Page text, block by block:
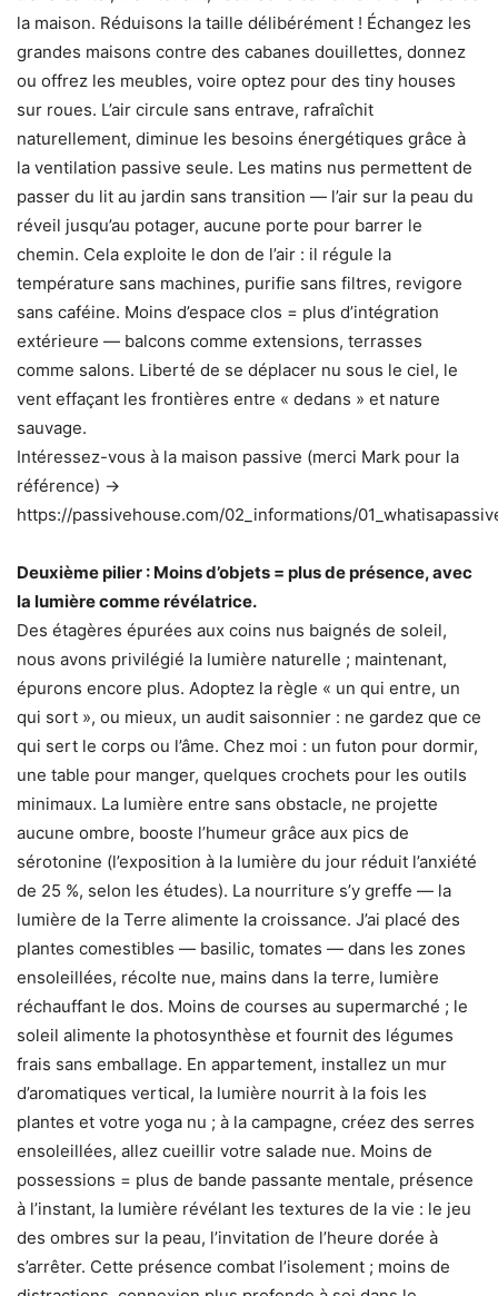
la maison. Réduisons la taille délibérément ! Échangez les
grandes maisons contre des cabanes douillettes, donnez
ou offrez les meubles, voire optez pour des tiny houses
sur roues. L’air circule sans entrave, rafraîchit
naturellement, diminue les besoins énergétiques grâce à
la ventilation passive seule. Les matins nus permettent de
passer du lit au jardin sans transition — l’air sur la peau du
réveil jusqu’au potager, aucune porte pour barrer le
chemin. Cela exploite le don de l’air : il régule la
température sans machines, purifie sans filtres, revigore
sans caféine. Moins d’espace clos = plus d’intégration
extérieure — balcons comme extensions, terrasses
comme salons. Liberté de se déplacer nu sous le ciel, le
vent effaçant les frontières entre « dedans » et nature
sauvage.
Intéressez-vous à la maison passive (merci Mark pour la
référence) →
https://passivehouse.com/02_informations/
Deuxième pilier : Moins d’objets = plus de présence, avec
la lumière comme révélatrice.
Des étagères épurées aux coins nus baignés de soleil,
nous avons privilégié la lumière naturelle ; maintenant,
épurons encore plus. Adoptez la règle « un qui entre, un
qui sort », ou mieux, un audit saisonnier : ne gardez que ce
qui sert le corps ou l’âme. Chez moi : un futon pour dormir,
une table pour manger, quelques crochets pour les outils
minimaux. La lumière entre sans obstacle, ne projette
aucune ombre, booste l’humeur grâce aux pics de
sérotonine (l’exposition à la lumière du jour réduit l’anxiété
de 25 %, selon les études). La nourriture s’y greffe — la
lumière de la Terre alimente la croissance. J’ai placé des
plantes comestibles — basilic, tomates — dans les zones
ensoleillées, récolte nue, mains dans la terre, lumière
réchauffant le dos. Moins de courses au supermarché ; le
soleil alimente la photosynthèse et fournit des légumes
frais sans emballage. En appartement, installez un mur
d’aromatiques vertical, la lumière nourrit à la fois les
plantes et votre yoga nu ; à la campagne, créez des serres
ensoleillées, allez cueillir votre salade nue. Moins de
possessions = plus de bande passante mentale, présence
à l’instant, la lumière révélant les textures de la vie : le jeu
des ombres sur la peau, l’invitation de l’heure dorée à
s’arrêter. Cette présence combat l’isolement ; moins de